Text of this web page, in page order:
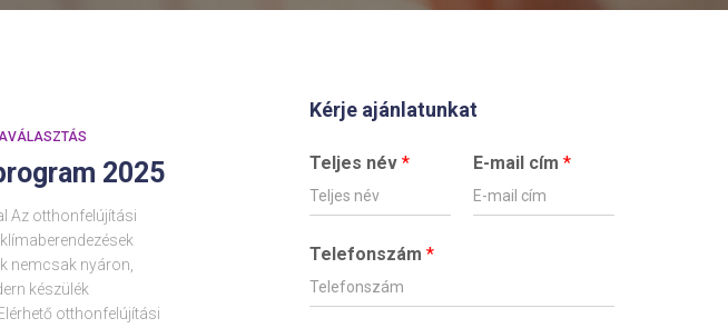
2025
Az otthonfelújítási
nemcsak nyáron,
készülék
otthonfelújítási
Kérje ajánlatunkat
Teljes név * E-mail cím *
Telefonszám *